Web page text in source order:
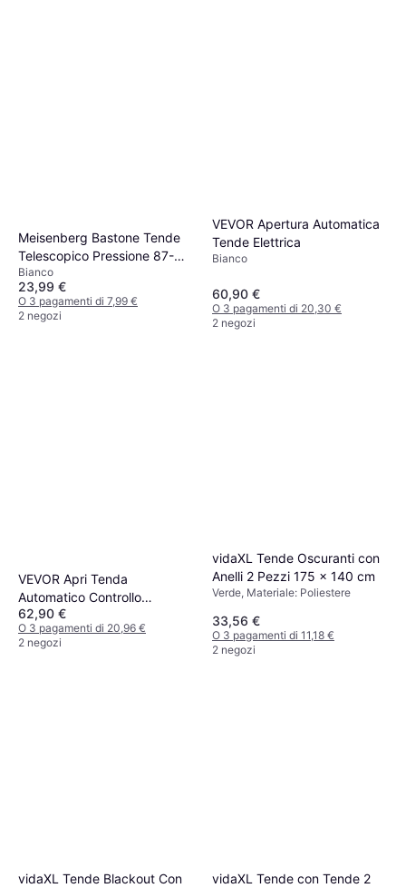
Meisenberg Bastone Tende
Telescopico Pressione 87-
120 Cm Ø32 Mm
Bianco
23,99 €
O 3 pagamenti di 7,99 €
2 negozi
VEVOR Apertura Automatica
Tende Elettrica
Bianco
60,90 €
O 3 pagamenti di 20,30 €
2 negozi
VEVOR Apri Tenda
Automatico Controllo
Telecomando Intelligente
62,90 €
O 3 pagamenti di 20,96 €
2 negozi
vidaXL Tende Oscuranti con
Anelli 2 Pezzi 175 x 140 cm
Verde, Materiale: Poliestere
33,56 €
O 3 pagamenti di 11,18 €
2 negozi
vidaXL Tende Blackout Con
vidaXL Tende con Tende 2